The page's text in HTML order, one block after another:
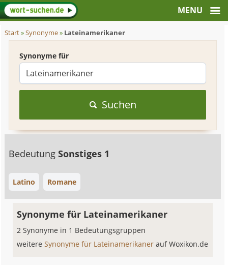
Start»Synonyme» Lateinamerikaner
Synonyme für
Suchen
BedeutungSonstiges 1
Latino Romane
Synonyme für Lateinamerikaner
2 Synonyme in 1 Bedeutungsgruppen
weitereSynonyme für Lateinamerikanerauf Woxikon.de